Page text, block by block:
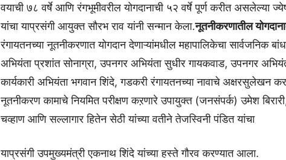
वयाची ७८ वर्षे आणि रंगभूमीवरील योगदानाची ५२ वर्षे पूर्ण करीत असलेल्या
यांचा याप्रसंगी आयुक्त सौरभ राव यांनी सन्मान केला.नूतनीकरणातील
रंगायतनच्या नूतनीकरणात योगदान देणाऱ्यांमधील महापालिकेचा सार्वजनिक
अभियंता प्रशांत सोनाग्रा, उपनगर अभियंता सुधीर गायकवाड, उपनगर
कार्यकारी अभियंता भगवान शिंदे, गडकरी रंगायतनच्या नावाचे अक्षरसुलेखन
नूतनीकरण कामाचे नियमित परीक्षण कऱणारे उपायुक्त (जनसंपर्क) उमेश
चव्हाण आणि सल्लागार हितेन सेठी यांच्या वतीने तेजस्विनी पंडित यांचा
याप्रसंगी उपमुख्यमंत्री एकनाथ शिंदे यांच्या हस्ते गौरव करण्यात आला.